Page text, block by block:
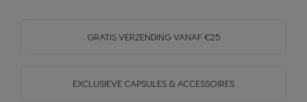
GRATIS VERZENDING VANAF €25
EXCLUSIEVE CAPSULES & ACCESSOIRES